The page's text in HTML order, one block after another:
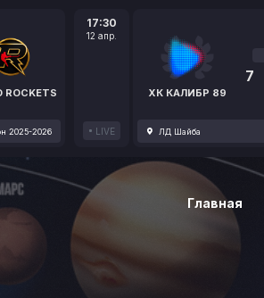
ROCKETS
2025-2026
17:30
12 апр.
LIVE
ХК КАЛИБР 89
7
ЛД Шайба
Главная